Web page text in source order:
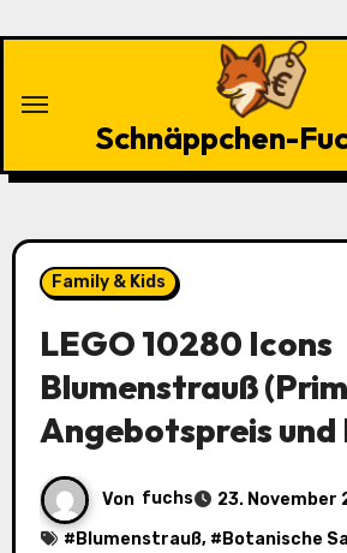
Schnäppchen-
Family & Kids
LEGO 10280 Icons
Blumenstrauß
Angebotspreis und
Von fuchs
23. November
# Blumenstrauß, # Botanische